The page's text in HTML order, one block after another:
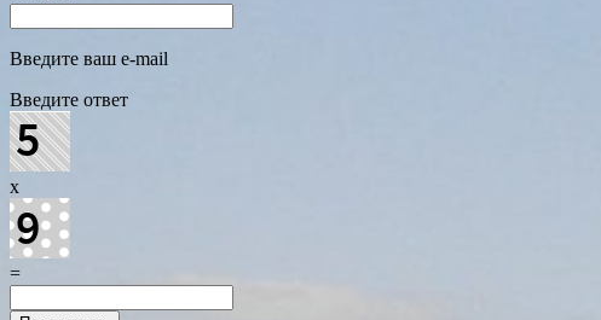
Введите ваш e-mail
Введите ответ
x
=